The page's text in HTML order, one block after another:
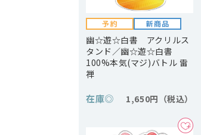
幽☆遊☆白書 アクリルス
タンド／幽☆遊☆白書
100%本気(マジ)バトル 雷
禅
在庫◎ 1,650円